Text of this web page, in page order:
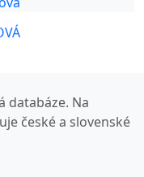
databáze. Na
české a slovenské